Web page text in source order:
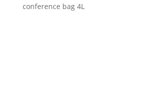
conference bag 4L